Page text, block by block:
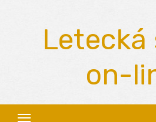
Letecká
on-